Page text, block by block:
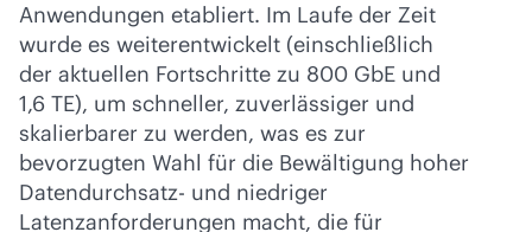
Anwendungen etabliert. Im Laufe der Zeit
wurde es weiterentwickelt (einschließlich
der aktuellen Fortschritte zu 800 GbE und
1,6 TE), um schneller, zuverlässiger und
skalierbarer zu werden, was es zur
bevorzugten Wahl für die Bewältigung hoher
Datendurchsatz- und niedriger
Latenzanforderungen macht, die für